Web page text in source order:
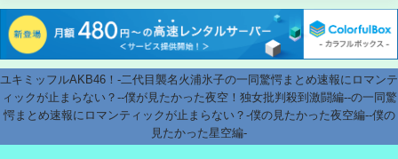
ユキミッフルAKB46！-二代目襲名火浦氷子の一同驚愕まとめ速報にロマンテ
ィックが止まらない？--僕が見たかった夜空！独女批判殺到激闘編--の一同驚
愕まとめ速報にロマンティックが止まらない？-僕の見たかった夜空編--僕の
見たかった星空編-